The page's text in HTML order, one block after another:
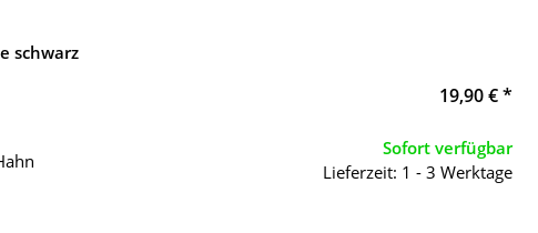
schwarz
19,90 €*
Sofort verfügbar
Lieferzeit: 1 - 3 Werktage